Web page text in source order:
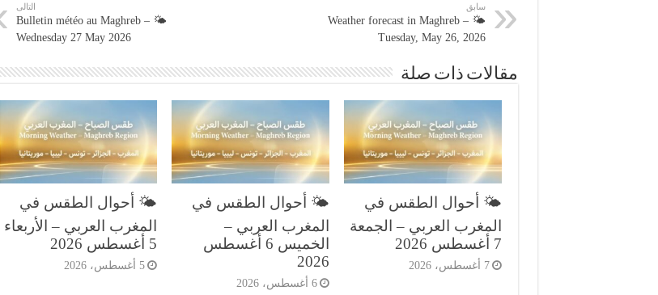
سابق
🌤️ Weather forecast in Maghreb –
Tuesday, May 26, 2026
التالى
🌤️ Bulletin météo au Maghreb –
Wednesday 27 May 2026
مقالات ذات صلة
🌤️ أحوال الطقس في
المغرب العربي – الجمعة
7 أغسطس 2026
7 أغسطس، 2026
🌤️ أحوال الطقس في
المغرب العربي –
الخميس 6 أغسطس
2026
6 أغسطس، 2026
🌤️ أحوال الطقس في
المغرب العربي – الأربعاء
5 أغسطس 2026
5 أغسطس، 2026